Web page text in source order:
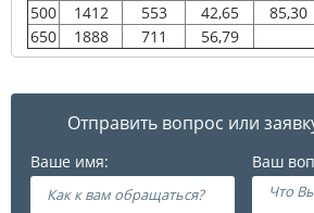
500
1412 553 42,65 85,30
650
1888 711 56,79
Отправить вопрос или